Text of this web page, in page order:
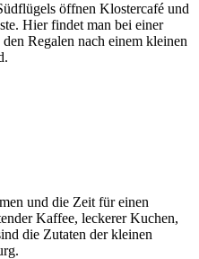
öffnen Kloster­café und
Hier findet man bei einer
Regalen nach einem kleinen
und die Zeit für einen
Kaffee, leckerer Kuchen,
die Zutaten der kleinen